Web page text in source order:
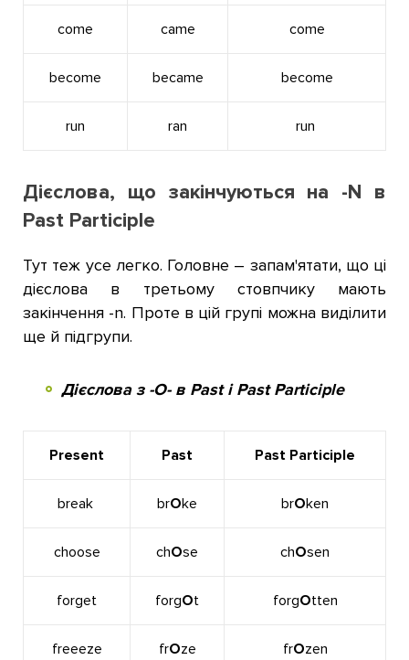
come came come
become became become
run ran run
Дієслова, що закінчуються на -N в
Past Participle
Тут теж усе легко. Головне – запам'ятати, що ці
дієслова в третьому стовпчику мають
закінчення -n. Проте в цій групі можна виділити
ще й підгрупи.
Дієслова з -О- в Past і Past Participle
Present Past Past Participle
break brOke brOken
choose chOse chOsen
forget forgOt forgOtten
freeeze frOze frOzen